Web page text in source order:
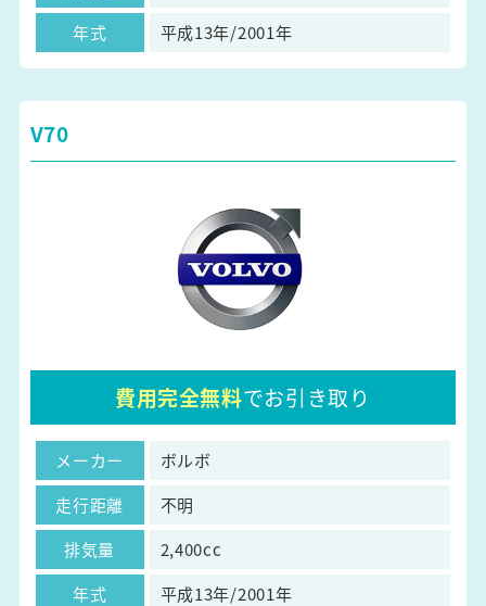
年式
平成13年/2001年
V70
費用完全無料でお引き取り
メーカー
ボルボ
走行距離
不明
排気量
2,400cc
年式
平成13年/2001年